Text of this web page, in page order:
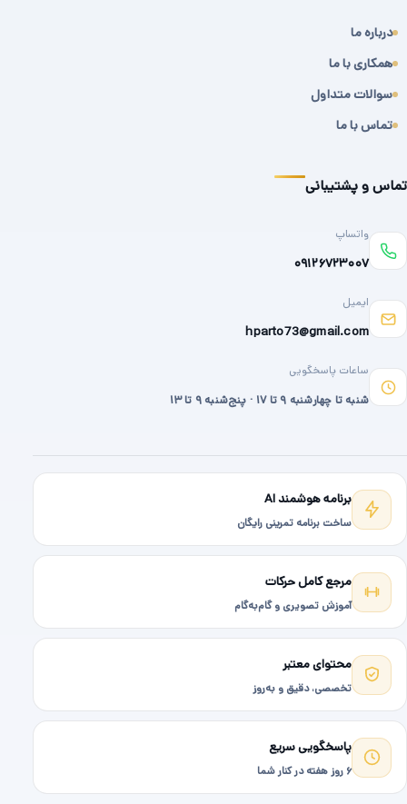
درباره ما
همکاری با ما
سوالات متداول
تماس با ما
تماس و پشتیبانی
واتساپ
۰۹۱۲۶۷۲۳۰۰۷
ایمیل
hparto73@gmail.com
ساعات پاسخگویی
شنبه تا چهارشنبه ۹ تا ۱۷ · پنج‌شنبه ۹ تا ۱۳
برنامه هوشمند AI
ساخت برنامه تمرینی رایگان
مرجع کامل حرکات
آموزش تصویری و گام‌به‌گام
محتوای معتبر
تخصصی، دقیق و به‌روز
پاسخگویی سریع
۶ روز هفته در کنار شما